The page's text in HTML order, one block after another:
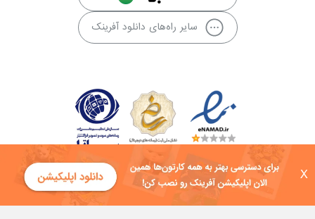
X
سایر راه‌های دانلود آفرینک
کلیه حقوق این سایت به شرکت توسعه فناوی هفت آسمان توکان تعلق دارد و